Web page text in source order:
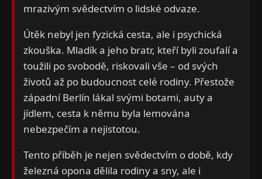
mrazivým svědectvím o lidské odvaze.
Útěk nebyl jen fyzická cesta, ale i psychická
zkouška. Mladík a jeho bratr, kteří byli zoufalí a
toužili po svobodě, riskovali vše – od svých
životů až po budoucnost celé rodiny. Přestože
západní Berlín lákal svými botami, auty a
jídlem, cesta k němu byla lemována
nebezpečím a nejistotou.
Tento příběh je nejen svědectvím o době, kdy
železná opona dělila rodiny a sny, ale i